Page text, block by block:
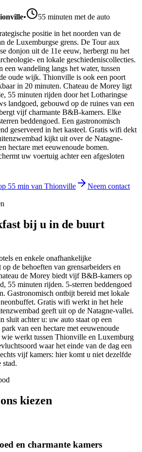
•
55 minuten met de auto
positie in het noorden van de
de Luxemburgse grens. De Tour aux
donjon uit de 11e eeuw, herbergt nu het
en lokale geschiedeniscollecties.
een wandeling langs het water, tussen
oude wijk. Thionville is ook een poort
in 20 minuten. Chateau de Morey ligt
55 minuten rijden door het Lotharingse
landgoed, gebouwd op de ruines van een
vijf charmante B&B-kamers. Elke
beddengoed. Een gastronomisch
geserveerd in het kasteel. Gratis wifi dekt
kijkt uit over de Natagne-
hectare met eeuwenoude bomen.
uw voertuig achter een afgesloten
55 min van Thionville
Neem contact
bij u in de buurt
en enkele onafhankelijke
de behoeften van grensarbeiders en
de Morey biedt vijf B&B-kamers op
55 minuten rijden. 5-sterren beddengoed
Gastronomisch ontbijt bereid met lokale
Gratis wifi werkt in het hele
geeft uit op de Natagne-vallei.
sluit achter u: uw auto staat op een
van een hectare met eeuwenoude
werkt tussen Thionville en Luxemburg
waar het einde van de dag een
vijf kamers: hier komt u niet dezelfde
stad.
kiezen
en charmante kamers